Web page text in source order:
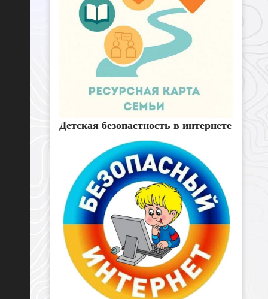
Детская безопастность в интернете